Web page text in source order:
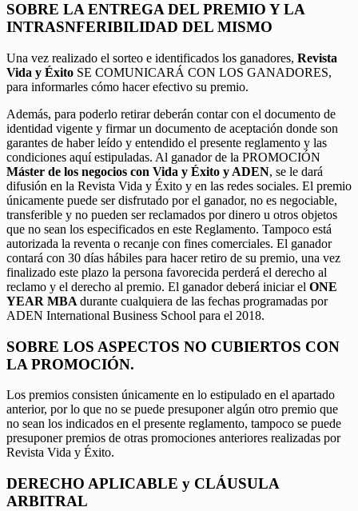
SOBRE LA ENTREGA DEL PREMIO Y LA
INTRASNFERIBILIDAD DEL MISMO
Una vez realizado el sorteo e identificados los ganadores, Revista
Vida y Éxito SE COMUNICARÁ CON LOS GANADORES,
para informarles cómo hacer efectivo su premio.
Además, para poderlo retirar deberán contar con el documento de
identidad vigente y firmar un documento de aceptación donde son
garantes de haber leído y entendido el presente reglamento y las
condiciones aquí estipuladas. Al ganador de la PROMOCIÓN
Máster de los negocios con Vida y Éxito y ADEN, se le dará
difusión en la Revista Vida y Éxito y en las redes sociales. El premio
únicamente puede ser disfrutado por el ganador, no es negociable,
transferible y no pueden ser reclamados por dinero u otros objetos
que no sean los especificados en este Reglamento. Tampoco está
autorizada la reventa o recanje con fines comerciales. El ganador
contará con 30 días hábiles para hacer retiro de su premio, una vez
finalizado este plazo la persona favorecida perderá el derecho al
reclamo y el derecho al premio. El ganador deberá iniciar el ONE
YEAR MBA durante cualquiera de las fechas programadas por
ADEN International Business School para el 2018.
SOBRE LOS ASPECTOS NO CUBIERTOS CON
LA PROMOCIÓN.
Los premios consisten únicamente en lo estipulado en el apartado
anterior, por lo que no se puede presuponer algún otro premio que
no sean los indicados en el presente reglamento, tampoco se puede
presuponer premios de otras promociones anteriores realizadas por
Revista Vida y Éxito.
DERECHO APLICABLE y CLÁUSULA
ARBITRAL